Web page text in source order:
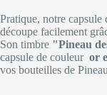
Pratique, notre capsule
découpe facilement
Son timbre "Pineau
capsule de couleur or
vos bouteilles de